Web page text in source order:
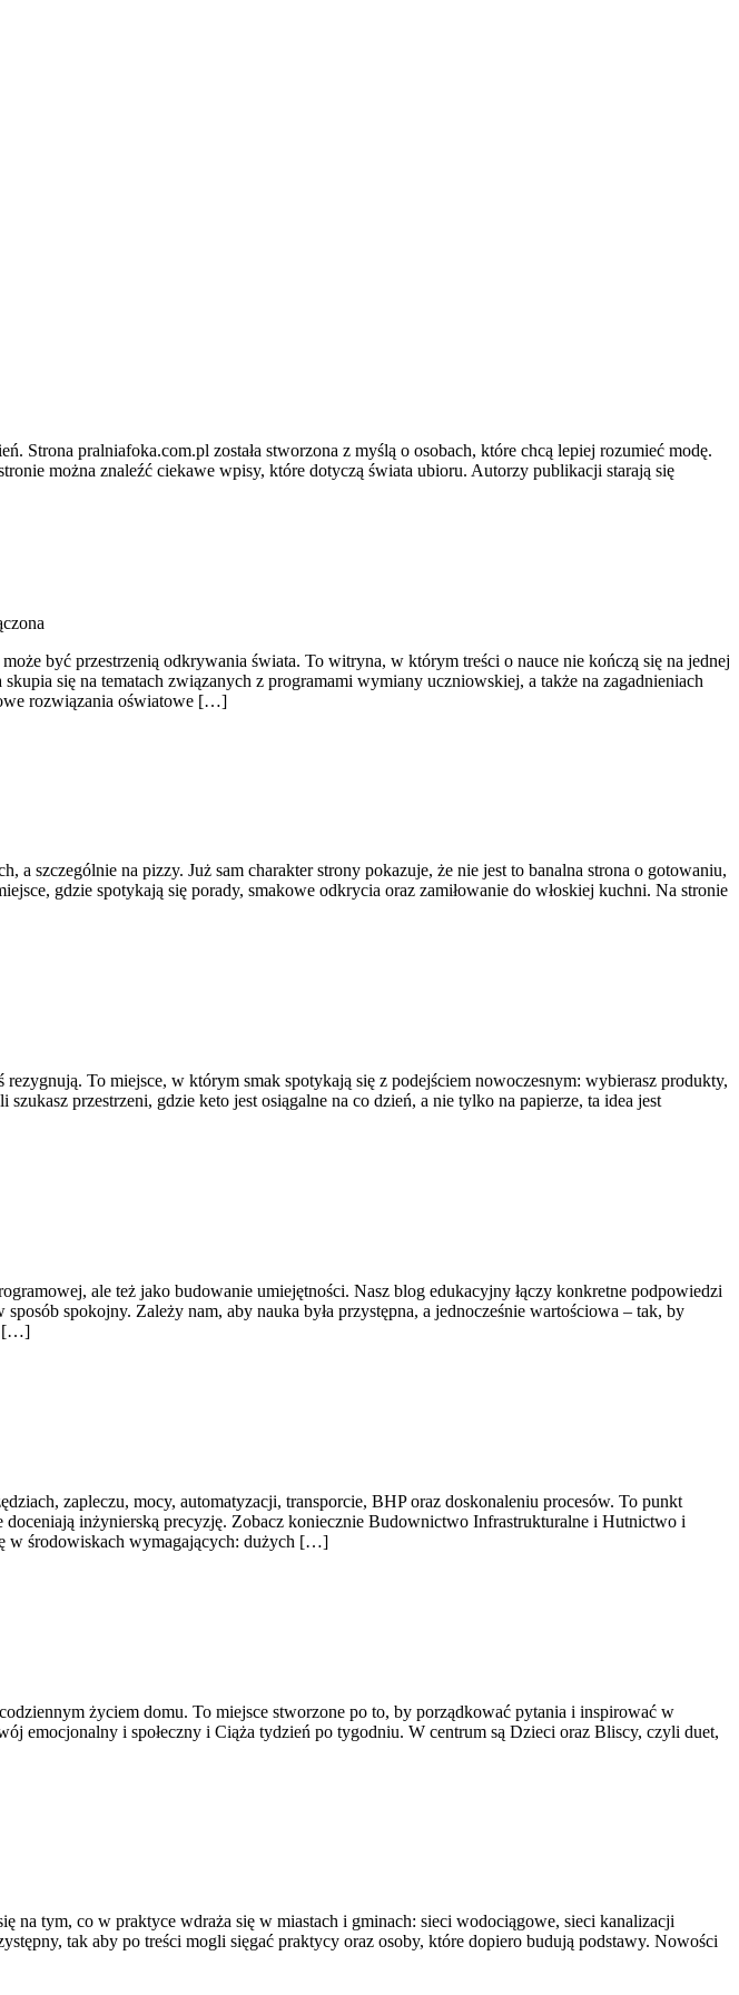
Strona pralniafoka.com.pl została stworzona z myślą o osobach, które chcą lepiej rozumieć modę.
można znaleźć ciekawe wpisy, które dotyczą świata ubioru. Autorzy publikacji starają się
być przestrzenią odkrywania świata. To witryna, w którym treści o nauce nie kończą się na jednej
się na tematach związanych z programami wymiany uczniowskiej, a także na zagadnieniach
rozwiązania oświatowe […]
szczególnie na pizzy. Już sam charakter strony pokazuje, że nie jest to banalna strona o gotowaniu,
gdzie spotykają się porady, smakowe odkrycia oraz zamiłowanie do włoskiej kuchni. Na stronie
To miejsce, w którym smak spotykają się z podejściem nowoczesnym: wybierasz produkty,
przestrzeni, gdzie keto jest osiągalne na co dzień, a nie tylko na papierze, ta idea jest
ale też jako budowanie umiejętności. Nasz blog edukacyjny łączy konkretne podpowiedzi
spokojny. Zależy nam, aby nauka była przystępna, a jednocześnie wartościowa – tak, by
[…]
zapleczu, mocy, automatyzacji, transporcie, BHP oraz doskonaleniu procesów. To punkt
doceniają inżynierską precyzję. Zobacz koniecznie Budownictwo Infrastrukturalne i Hutnictwo i
w środowiskach wymagających: dużych […]
życiem domu. To miejsce stworzone po to, by porządkować pytania i inspirować w
emocjonalny i społeczny i Ciąża tydzień po tygodniu. W centrum są Dzieci oraz Bliscy, czyli duet,
na tym, co w praktyce wdraża się w miastach i gminach: sieci wodociągowe, sieci kanalizacji
tak aby po treści mogli sięgać praktycy oraz osoby, które dopiero budują podstawy. Nowości